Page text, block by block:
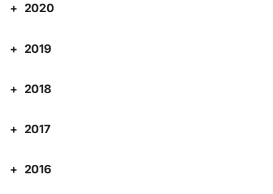
2020
2019
2018
2017
2016